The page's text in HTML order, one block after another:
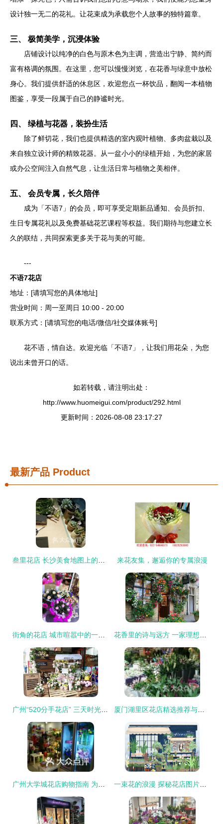
设计独一无二的花礼。让花束成为承载您个人故事的独特篇章。
三、 极简美学，沉浸体验
店铺设计以纯净的白色与原木色为主调，营造出宁静、简约而
富有格调的氛围。在这里，您可以慢慢浏览，在花香与绿意中放松
身心。我们提供舒适的休息区，欢迎您点一杯饮品，翻阅一本植物
图鉴，享受一段属于自己的静谧时光。
四、 绿植与花器，装扮生活
除了鲜切花，我们也提供精选的室内观叶植物、多肉盆栽以及
来自独立设计师的精致花器。从一盆小小的绿植开始，为您的家居
或办公空间注入自然气息，让生活日常与植物之美相伴。
五、 会员专属，长久陪伴
成为「不语7」的会员，即可享受定期新品通知、会员折扣、
生日专属花礼以及免费基础花艺课程等权益。我们期待与您建立长
久的联结，共同探索更多关于花与美的可能。
---
不语7花店
地址：[请填写您的具体地址]
营业时间：周一至周日 10:00 - 20:00
联系方式：[请填写您的电话/微信/社交媒体账号]
花不语，情自达。欢迎光临「不语7」，让我们用花朵，为您
说出未曾开口的话。
如若转载，请注明出处：
http://www.huomeigui.com/product/292.html
更新时间：2026-08-08 23:17:27
最新产品 Product
来花友集，邂逅你的专属浪漫